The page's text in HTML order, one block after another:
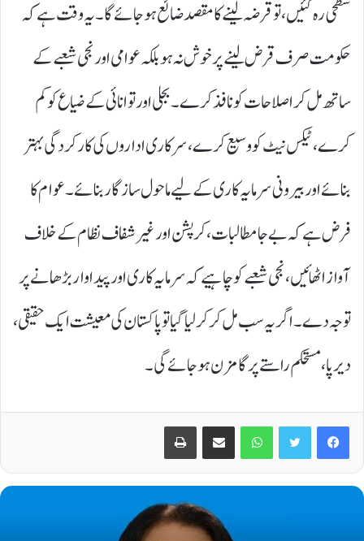
سطحی رہ گئیں، تو قرضہ لینے کا مقصد ضائع ہوجائے گا۔ یہ وقت ہے کہ
حکومت صرف قرض لینے پر خوش نہ ہو بلکہ عوامی اور نجی شعبے کے
ساتھ مل کر اصلاحات کو نافذ کرے۔ بجلی اور توانائی کے ضیاع کو کم
کرے، ٹیکس نیٹ کو وسیع کرے، سرکاری اداروں کی کارکردگی بہتر
بنائے اور بیرونی سرمایہ کاری کے لیے ماحول سازگار بنائے۔ عوام کا
فرض ہے کہ بے جا مطالبات، کرپشن اور غیر شفاف نظام کے خلاف
آواز اٹھائیں ، نجی شعبے کو چاہیے کہ سرمایہ کاری اور پیداوار بڑھانے پر
توجہ دے۔ اگر یہ سب مل کر کرلیا گیا تو پاکستان کی معیشت ایک حقیقی،
دیرپا، مستحکم راستے پر گامزن ہوجائے گی۔
Facebook
Twitter
WhatsApp
Share via Email
Print